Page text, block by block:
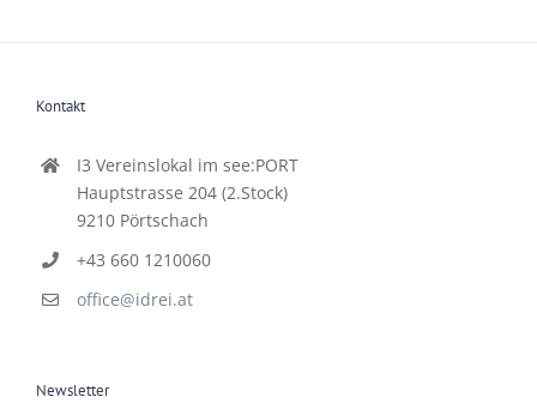
Kontakt
I3 Vereinslokal im see:PORT
Hauptstrasse 204 (2.Stock)
9210 Pörtschach
+43 660 1210060
office@idrei.at
Newsletter